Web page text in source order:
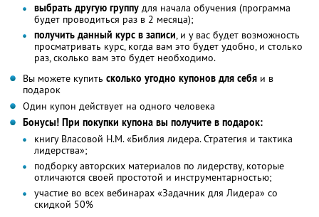
выбрать другую группу для начала обучения (программа
будет проводиться раз в 2 месяца);
получить данный курс в записи, и у вас будет возможность
просматривать курс, когда вам это будет удобно, и столько
раз, сколько вам это будет необходимо.
Вы можете купить сколько угодно купонов для себя и в
подарок
Один купон действует на одного человека
Бонусы! При покупки купона вы получите в подарок:
книгу Власовой Н.М. «Библия лидера. Стратегия и тактика
лидерства»;
подборку авторских материалов по лидерству, которые
отличаются своей простотой и инструментарностью;
участие во всех вебинарах «Задачник для Лидера» со
скидкой 50%